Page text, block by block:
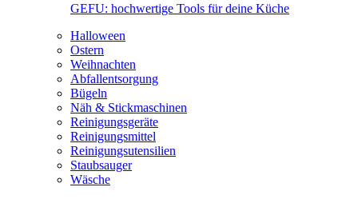
GEFU: hochwertige Tools für deine Küche
Halloween
Ostern
Weihnachten
Abfallentsorgung
Bügeln
Näh & Stickmaschinen
Reinigungsgeräte
Reinigungsmittel
Reinigungsutensilien
Staubsauger
Wäsche